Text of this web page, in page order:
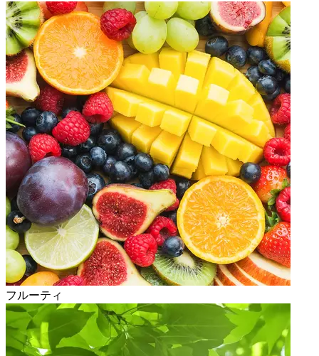
フルーティ